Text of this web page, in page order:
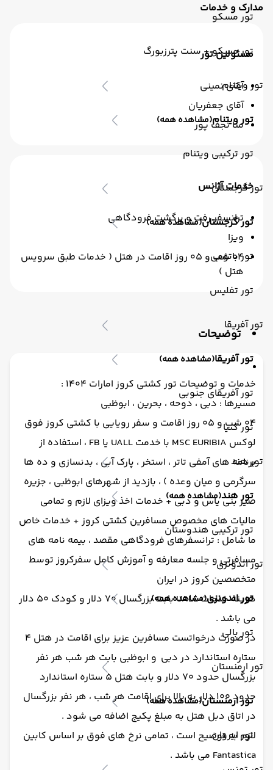
تور مسکو
تور مسکو + سنت پترزبورگ
تور ویتنام
تور ویتنام(مشاهده همه)
تور ترکیبی ویتنام
تور گرجستان
تور گرجستان(مشاهده همه)
تور باتومی
تور تفلیس
تور آفریقا
تور آفریقا(مشاهده همه)
تور آفریقای جنوبی
تور کنیا
تور هند
تور هند(مشاهده همه)
تور ترکیبی هندوستان
تور اندونزی
تور اندونزی(مشاهده همه)
تور بالی
تور ارمنستان
تور ارمنستان(مشاهده همه)
تور ایروان
مدارک و خدمات
مسئولین تور
آقای نمینی
آقای جعفریان
منا نجف پور
خدمات آژانس
ترانسفر رفت و برگشت فرودگاهی
ویزا
04 شب و 05 روز اقامت در هتل ( خدمات طبق سرویس
هتل )
توضیحات
خدمات و توضیحات تور کشتی کروز امارات 1404 :
مسیرها : دبی ، دوحه ، بحرین ، ابوظبی
04 شب و 05 روز اقامت و سفر رویایی با کشتی کروز فوق
لوکس MSC EURIBIA با خدمت UALL یا FB ، استفاده از
برنامه های آمفی تاتر ، استخر ، پارک آبی ، بدنسازی و ده ها
سرگرمی و میان وعده ) ، بازدید از شهرهای ابوظبی ، جزیره
صیر بنی یاس و دبی + خدمات اخذ ویزای لازم و تمامی
مالیات های مخصوص مسافرین کشتی کروز + خدمات خاص
ما شامل : ترانسفرهای فرودگاهی مقصد ، بیمه نامه های
مسافرتی و جلسه معارفه و آموزش کامل سفرکروز توسط
متخصصین کروز در ایران
هزینه خدمات UALL بابت بزرگسال 70 دلار و کودک 50 دلار
می باشد .
در صورت درخواتست مسافرین عزیز برای اقامت در هتل 4
ستاره استاندارد در دبی و ابوظبی بابت هر شب هر نفر
بزرگسال حدود 70 دلار و بابت هتل 5 ستاره استاندارد
حدود 100 دلار به بالا برای اقامت هر شب ، هر نفر بزرگسال
در اتاق دبل هتل به مبلغ پکیج اضافه می شود .
لازم به توضیح است ، تمامی نرخ های فوق بر اساس کابین
Fantastica می باشد .